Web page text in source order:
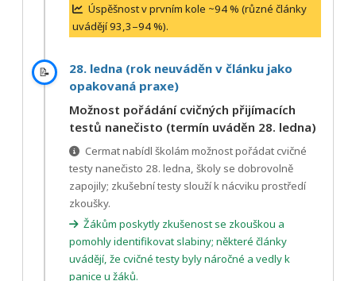
Úspěšnost v prvním kole ~94 % (různé články
uvádějí 93,3–94 %).
📝
28. ledna (rok neuváděn v článku jako
opakovaná praxe)
Možnost pořádání cvičných přijímacích
testů nanečisto (termín uváděn 28. ledna)
Cermat nabídl školám možnost pořádat cvičné
testy nanečisto 28. ledna, školy se dobrovolně
zapojily; zkušební testy slouží k nácviku prostředí
zkoušky.
Žákům poskytly zkušenost se zkouškou a
pomohly identifikovat slabiny; některé články
uvádějí, že cvičné testy byly náročné a vedly k
panice u žáků.